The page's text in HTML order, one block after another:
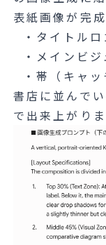
表紙画像が完成
・タイトルロ
・メインビジ
・帯（キャッ
書店に並んで
で出来上がりま